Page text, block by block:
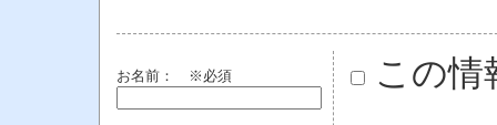
お名前： ※必須 この情